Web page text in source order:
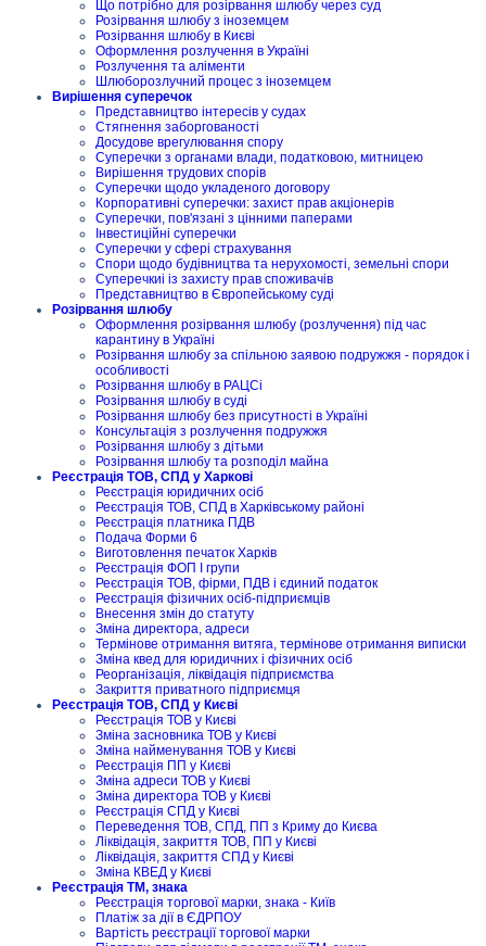
Що потрібно для розірвання шлюбу через суд
Розірвання шлюбу з іноземцем
Розірвання шлюбу в Києві
Оформлення розлучення в Україні
Розлучення та аліменти
Шлюборозлучний процес з іноземцем
Вирішення суперечок
Представництво інтересів у судах
Стягнення заборгованості
Досудове врегулювання спору
Суперечки з органами влади, податковою, митницею
Вирішення трудових спорів
Суперечки щодо укладеного договору
Корпоративні суперечки: захист прав акціонерів
Суперечки, пов'язані з цінними паперами
Інвестиційні суперечки
Суперечки у сфері страхування
Спори щодо будівництва та нерухомості, земельні спори
Суперечкиі із захисту прав споживачів
Представництво в Європейському суді
Розірвання шлюбу
Оформлення розірвання шлюбу (розлучення) під час
карантину в Україні
Розірвання шлюбу за спільною заявою подружжя - порядок і
особливості
Розірвання шлюбу в РАЦСі
Розірвання шлюбу в суді
Розірвання шлюбу без присутності в Україні
Консультація з розлучення подружжя
Розірвання шлюбу з дітьми
Розірвання шлюбу та розподіл майна
Реєстрація ТОВ, СПД у Харкові
Реєстрація юридичних осіб
Реєстрація ТОВ, СПД в Харківському районі
Реєстрація платника ПДВ
Подача Форми 6
Виготовлення печаток Харків
Реєстрація ФОП I групи
Реєстрація ТОВ, фірми, ПДВ і єдиний податок
Реєстрація фізичних осіб-підприємців
Внесення змін до статуту
Зміна директора, адреси
Термінове отримання витяга, термінове отримання виписки
Зміна квед для юридичних і фізичних осіб
Реорганізація, ліквідація підприємства
Закриття приватного підприємця
Реєстрація ТОВ, СПД у Києві
Реєстрація ТОВ у Києві
Зміна засновника ТОВ у Києві
Зміна найменування ТОВ у Києві
Реєстрація ПП у Києві
Зміна адреси ТОВ у Києві
Зміна директора ТОВ у Києві
Реєстрація СПД у Києві
Переведення ТОВ, СПД, ПП з Криму до Києва
Ліквідація, закриття ТОВ, ПП у Києві
Ліквідація, закриття СПД у Києві
Зміна КВЕД у Києві
Реєстрація ТМ, знака
Реєстрація торгової марки, знака - Київ
Платіж за дії в ЄДРПОУ
Вартість реєстрації торгової марки